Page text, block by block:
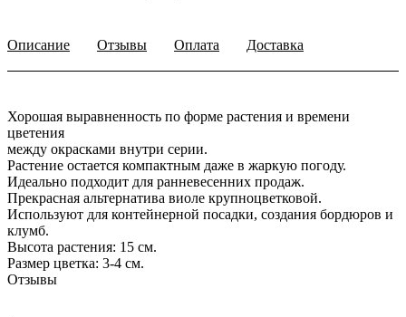
Описание Отзывы Оплата Доставка
Хорошая выравненность по форме растения и времени
цветения
между окрасками внутри серии.
Растение остается компактным даже в жаркую погоду.
Идеально подходит для ранневесенних продаж.
Прекрасная альтернатива виоле крупноцветковой.
Используют для контейнерной посадки, создания бордюров и
клумб.
Высота растения: 15 см.
Размер цветка: 3-4 см.
Отзывы